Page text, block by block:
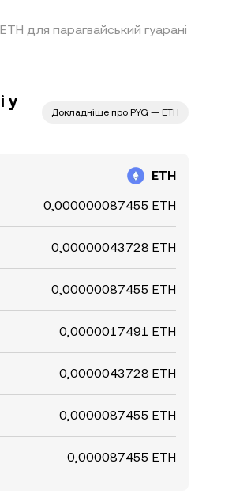
для парагвайський гуарані
у
Докладніше про PYG — ETH
ETH
0,000000087455 ETH
0,00000043728 ETH
0,00000087455 ETH
0,0000017491 ETH
0,0000043728 ETH
0,0000087455 ETH
0,000087455 ETH